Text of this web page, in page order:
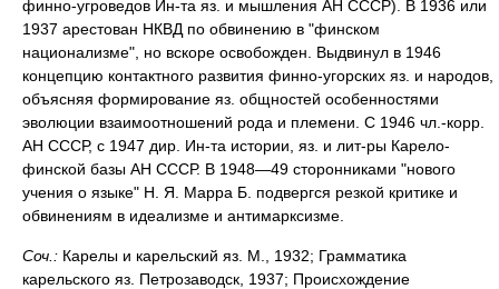
финно-угроведов Ин-та яз. и мышления АН СССР). В 1936 или
1937 арестован НКВД по обвинению в "финском
национализме", но вскоре освобожден. Выдвинул в 1946
концепцию контактного развития финно-угорских яз. и народов,
объясняя формирование яз. общностей особенностями
эволюции взаимоотношений рода и племени. С 1946 чл.-корр.
АН СССР, с 1947 дир. Ин-та истории, яз. и лит-ры Карело-
финской базы АН СССР. В 1948—49 сторонниками "нового
учения о языке" Н. Я. Марра Б. подвергся резкой критике и
обвинениям в идеализме и антимарксизме.
Соч.: Карелы и карельский яз. М., 1932; Грамматика
карельского яз. Петрозаводск, 1937; Происхождение